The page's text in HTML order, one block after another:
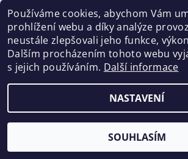
Používáme cookies, abychom Vám
prohlížení webu a díky analýze
neustále zlepšovali jeho funkce,
Dalším procházením tohoto webu
s jejich používáním. Další informace
NASTAVENÍ
SOUHLASÍM